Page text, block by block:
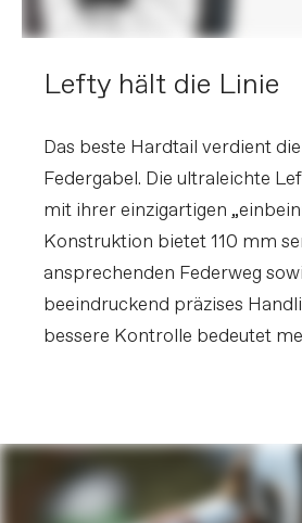
Lefty hält die Linie
Das beste Hardtail verdient
Federgabel. Die ultraleichte
mit ihrer einzigartigen
Konstruktion bietet 110 mm
ansprechenden Federweg
beeindruckend präzises
bessere Kontrolle bedeutet